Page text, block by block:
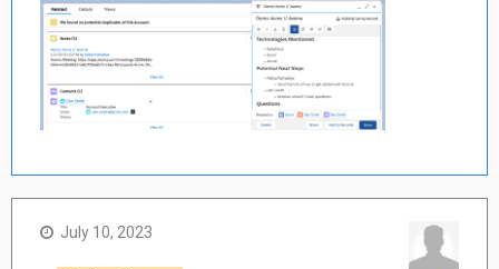
July 10, 2023